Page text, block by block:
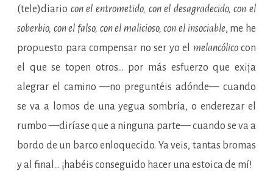
(tele)diario con el entrometido, con el desagradecido, con el
soberbio, con el falso, con el malicioso, con el insociable, me he
propuesto para compensar no ser yo el melancólicocon
el que se topen otros… por más esfuerzo que exija
alegrar el camino —no preguntéis adónde— cuando
se va a lomos de una yegua sombría, o enderezar el
rumbo —diríase que a ninguna parte— cuando se va a
bordo de un barco enloquecido. Ya veis, tantas bromas
y al final… ¡habéis conseguido hacer una estoica de mí!